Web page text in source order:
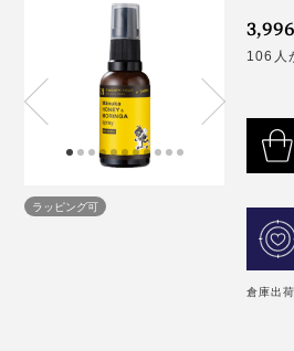
ラッピング可
3,996
106人
倉庫出